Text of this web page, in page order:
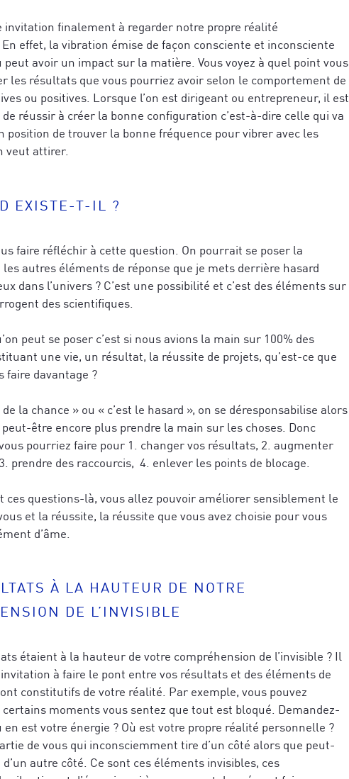
invitation finalement à regarder notre propre réalité
effet, la vibration émise de façon consciente et inconsciente
avoir un impact sur la matière. Vous voyez à quel point vous
les résultats que vous pourriez avoir selon le comportement de
ou positives. Lorsque l’on est dirigeant ou entrepreneur, il est
réussir à créer la bonne configuration c’est-à-dire celle qui va
position de trouver la bonne fréquence pour vibrer avec les
veut attirer.
EXISTE-T-IL ?
faire réfléchir à cette question. On pourrait se poser la
autres éléments de réponse que je mets derrière hasard
dans l’univers ? C’est une possibilité et c’est des éléments sur
des scientifiques.
peut se poser c’est si nous avions la main sur 100% des
une vie, un résultat, la réussite de projets, qu’est-ce que
faire davantage ?
de la chance » ou « c’est le hasard », on se déresponsabilise alors
être encore plus prendre la main sur les choses. Donc
pourriez faire pour 1. changer vos résultats, 2. augmenter
prendre des raccourcis, 4. enlever les points de blocage.
ces questions-là, vous allez pouvoir améliorer sensiblement le
et la réussite, la réussite que vous avez choisie pour vous
d’âme.
À LA HAUTEUR DE NOTRE
DE L’INVISIBLE
étaient à la hauteur de votre compréhension de l’invisible ? Il
invitation à faire le pont entre vos résultats et des éléments de
constitutifs de votre réalité. Par exemple, vous pouvez
certains moments vous sentez que tout est bloqué. Demandez-
en est votre énergie ? Où est votre propre réalité personnelle ?
de vous qui inconsciemment tire d’un côté alors que peut-
autre côté. Ce sont ces éléments invisibles, ces
politique de
confidentialité